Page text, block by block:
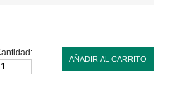
AÑADIR AL CARRITO